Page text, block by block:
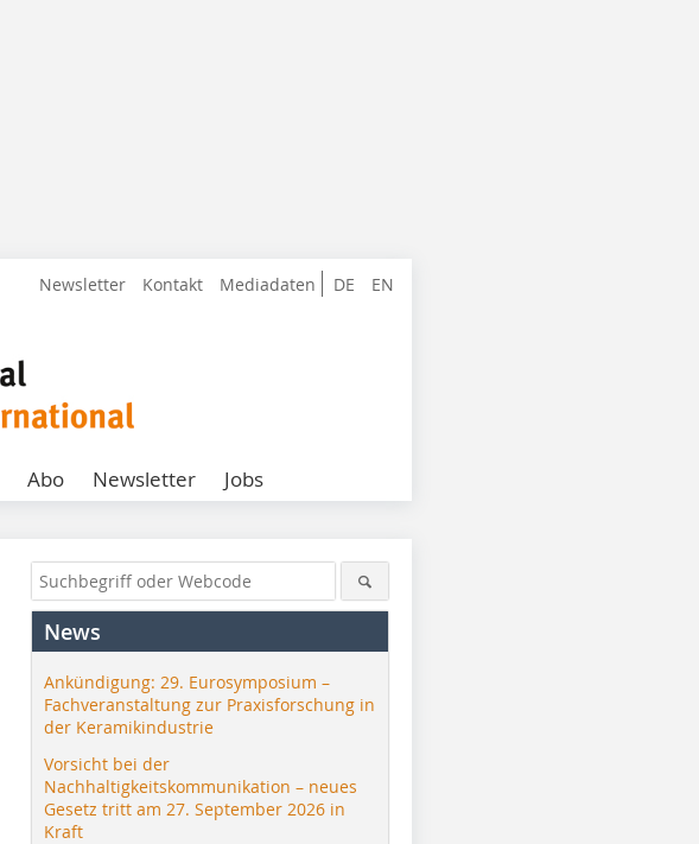
DE EN
Newsletter Kontakt Mediadaten
Abo Newsletter Jobs
News
Ankündigung: 29. Eurosymposium –
Fachveranstaltung zur Praxisforschung in
der Keramikindustrie
Vorsicht bei der
Nachhaltigkeitskommunikation – neues
Gesetz tritt am 27. September 2026 in
Kraft